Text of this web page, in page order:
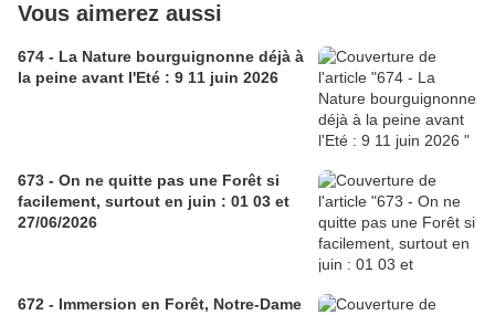
Vous aimerez aussi
674 - La Nature bourguignonne déjà à
la peine avant l'Eté : 9 11 juin 2026
673 - On ne quitte pas une Forêt si
facilement, surtout en juin : 01 03 et
27/06/2026
672 - Immersion en Forêt, Notre-Dame